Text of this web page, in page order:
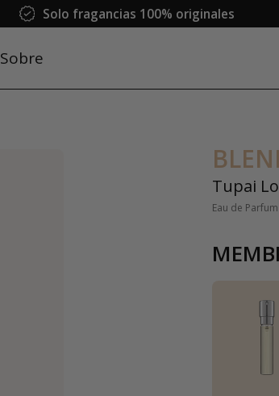
Solo fragancias 100% originales
Sobre
Tupai
Eau de